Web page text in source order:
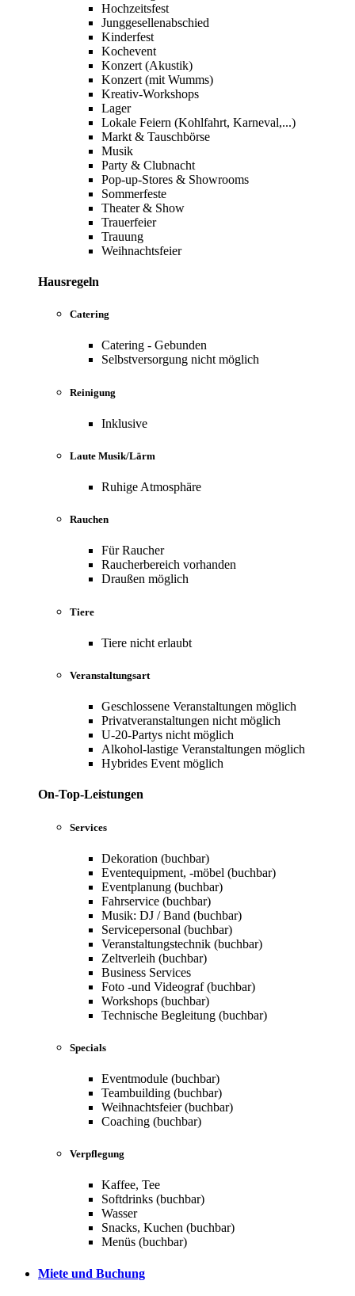
Hochzeitsfest
Junggesellenabschied
Kinderfest
Kochevent
Konzert (Akustik)
Konzert (mit Wumms)
Kreativ-Workshops
Lager
Lokale Feiern (Kohlfahrt, Karneval,...)
Markt & Tauschbörse
Musik
Party & Clubnacht
Pop-up-Stores & Showrooms
Sommerfeste
Theater & Show
Trauerfeier
Trauung
Weihnachtsfeier
Hausregeln
Catering
Catering - Gebunden
Selbstversorgung nicht möglich
Reinigung
Inklusive
Laute Musik/Lärm
Ruhige Atmosphäre
Rauchen
Für Raucher
Raucherbereich vorhanden
Draußen möglich
Tiere
Tiere nicht erlaubt
Veranstaltungsart
Geschlossene Veranstaltungen möglich
Privatveranstaltungen nicht möglich
U-20-Partys nicht möglich
Alkohol-lastige Veranstaltungen möglich
Hybrides Event möglich
On-Top-Leistungen
Services
Dekoration (buchbar)
Eventequipment, -möbel (buchbar)
Eventplanung (buchbar)
Fahrservice (buchbar)
Musik: DJ / Band (buchbar)
Servicepersonal (buchbar)
Veranstaltungstechnik (buchbar)
Zeltverleih (buchbar)
Business Services
Foto -und Videograf (buchbar)
Workshops (buchbar)
Technische Begleitung (buchbar)
Specials
Eventmodule (buchbar)
Teambuilding (buchbar)
Weihnachtsfeier (buchbar)
Coaching (buchbar)
Verpflegung
Kaffee, Tee
Softdrinks (buchbar)
Wasser
Snacks, Kuchen (buchbar)
Menüs (buchbar)
Miete und Buchung